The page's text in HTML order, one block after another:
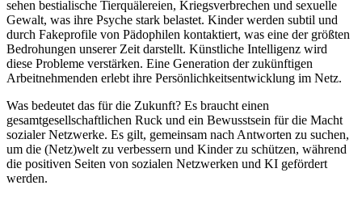
sehen bestialische Tierquälereien, Kriegsverbrechen und sexuelle
Gewalt, was ihre Psyche stark belastet. Kinder werden subtil und
durch Fakeprofile von Pädophilen kontaktiert, was eine der größten
Bedrohungen unserer Zeit darstellt. Künstliche Intelligenz wird
diese Probleme verstärken. Eine Generation der zukünftigen
Arbeitnehmenden erlebt ihre Persönlichkeitsentwicklung im Netz.
Was bedeutet das für die Zukunft? Es braucht einen
gesamtgesellschaftlichen Ruck und ein Bewusstsein für die Macht
sozialer Netzwerke. Es gilt, gemeinsam nach Antworten zu suchen,
um die (Netz)welt zu verbessern und Kinder zu schützen, während
die positiven Seiten von sozialen Netzwerken und KI gefördert
werden.